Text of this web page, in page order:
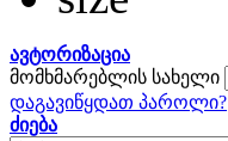
ავტორიზაცია
მომხმარებლის სახელი
დაგავიწყდათ პაროლი?
ძიება